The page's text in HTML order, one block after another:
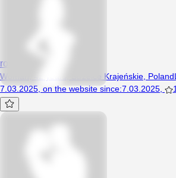
rossi78
Woman, 42 years, Strzelce Krajeńskie, Poland
7.03.2025, on the website since:7.03.2025,